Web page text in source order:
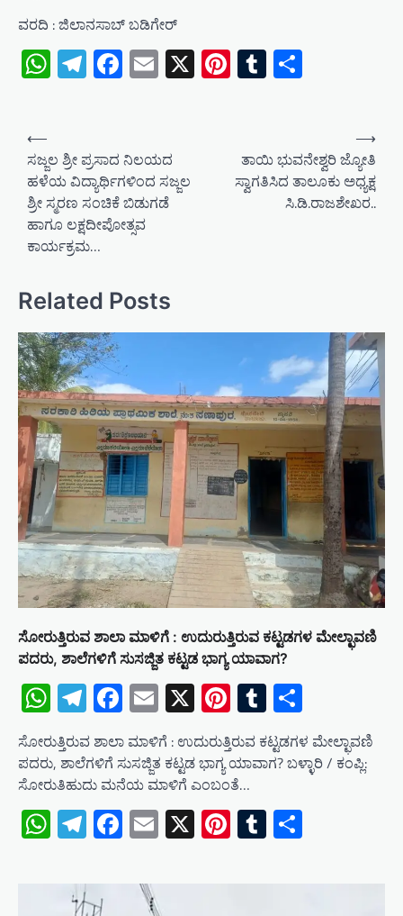
ವರದಿ : ಜಿಲಾನಸಾಬ್ ಬಡಿಗೇರ್
WhatsApp
Telegram
Facebook
Email
X Pinterest
Tumblr
v
i
g
a
t
i
o
n
⟵
ಸಜ್ಜಲ ಶ್ರೀ ಪ್ರಸಾದ ನಿಲಯದ
ಹಳೆಯ ವಿದ್ಯಾರ್ಥಿಗಳಿಂದ ಸಜ್ಜಲ
ಶ್ರೀ ಸ್ಮರಣ ಸಂಚಿಕೆ ಬಿಡುಗಡೆ
ಹಾಗೂ ಲಕ್ಷದೀಪೋತ್ಸವ
ಕಾರ್ಯಕ್ರಮ…
ತಾಯಿ ಭುವನೇಶ್ವರಿ ಜ್ಯೋತಿ
ಸ್ವಾಗತಿಸಿದ ತಾಲೂಕು ಅಧ್ಯಕ್ಷ
ಸಿ.ಡಿ.ರಾಜಶೇಖರ..
⟶
Related Posts
ಸೋರುತ್ತಿರುವ ಶಾಲಾ ಮಾಳಿಗೆ : ಉದುರುತ್ತಿರುವ ಕಟ್ಟಡಗಳ ಮೇಲ್ಛಾವಣಿ
ಪದರು, ಶಾಲೆಗಳಿಗೆ ಸುಸಜ್ಜಿತ ಕಟ್ಟಡ ಭಾಗ್ಯ ಯಾವಾಗ?
WhatsApp
Telegram
Facebook
Email
X Pinterest
Tumblr
ಸೋರುತ್ತಿರುವ ಶಾಲಾ ಮಾಳಿಗೆ : ಉದುರುತ್ತಿರುವ ಕಟ್ಟಡಗಳ ಮೇಲ್ಛಾವಣಿ
ಪದರು, ಶಾಲೆಗಳಿಗೆ ಸುಸಜ್ಜಿತ ಕಟ್ಟಡ ಭಾಗ್ಯ ಯಾವಾಗ? ಬಳ್ಳಾರಿ / ಕಂಪ್ಲಿ:
ಸೋರುತಿಹುದು ಮನೆಯ ಮಾಳಿಗೆ ಎಂಬಂತೆ…
WhatsApp
Telegram
Facebook
Email
X Pinterest
Tumblr